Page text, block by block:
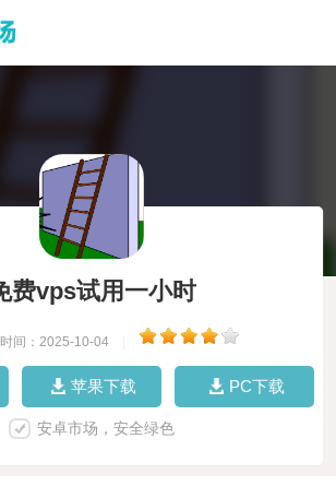
费vps试用一小时
时间：2025-10-04
苹果下载 PC下载
安卓市场，安全绿色